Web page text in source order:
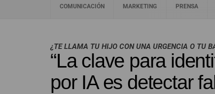
COMUNICACIÓN MARKETING PRENSA
¿TE LLAMA TU HIJO CON UNA URGENCIA O TU
“La clave para
por IA es detectar